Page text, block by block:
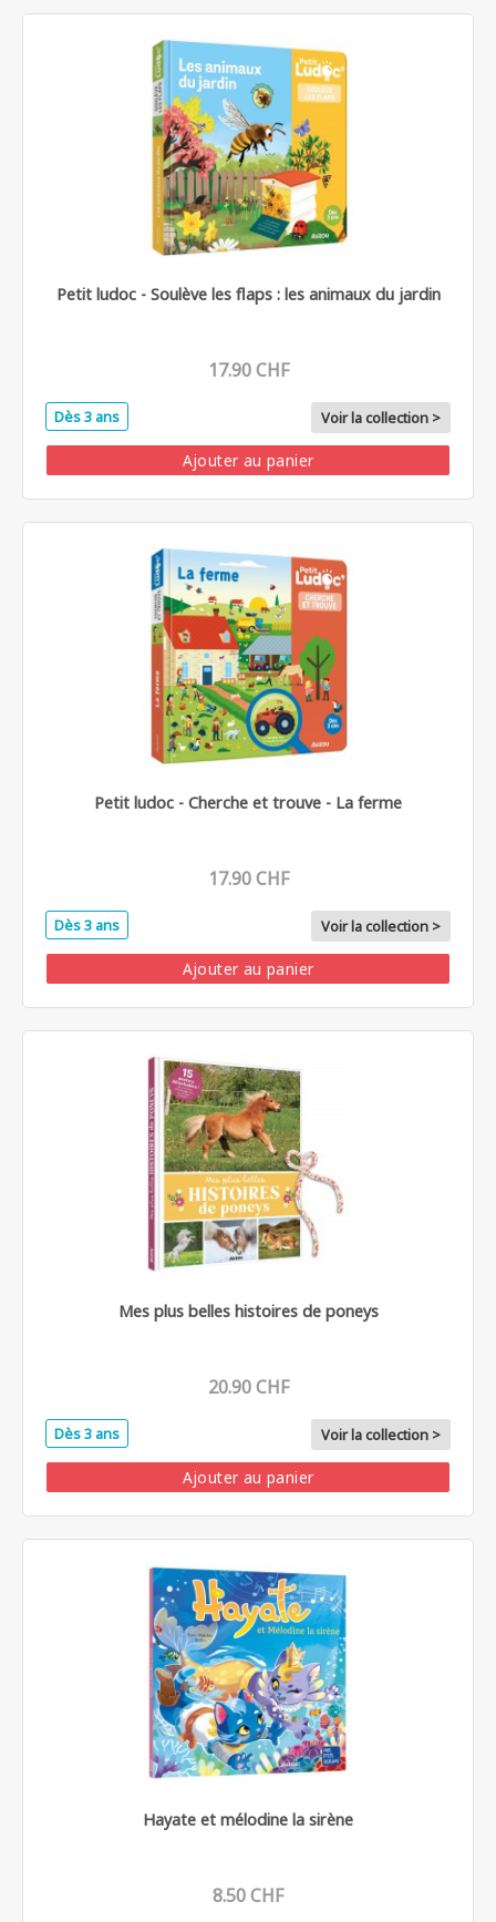
Petit ludoc - Soulève les flaps : les animaux du jardin
17.90 CHF
Dès 3 ans Voir la collection >
Ajouter au panier
Petit ludoc - Cherche et trouve - La ferme
17.90 CHF
Dès 3 ans Voir la collection >
Ajouter au panier
Mes plus belles histoires de poneys
20.90 CHF
Dès 3 ans Voir la collection >
Ajouter au panier
Hayate et mélodine la sirène
8.50 CHF